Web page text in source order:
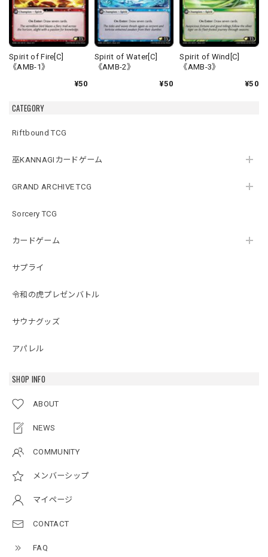
CATEGORY
Riftbound TCG
巫KANNAGIカードゲーム
GRAND ARCHIVE TCG
Sorcery TCG
カードゲーム
サプライ
令和の虎プレゼンバトル
サウナグッズ
アパレル
SHOP INFO
ABOUT
NEWS
COMMUNITY
メンバーシップ
マイページ
CONTACT
FAQ
Spirit of Fire[C]
《AMB-1》
¥50
Spirit of Water[C]
《AMB-2》
¥50
Spirit of Wind[C]
《AMB-3》
¥50